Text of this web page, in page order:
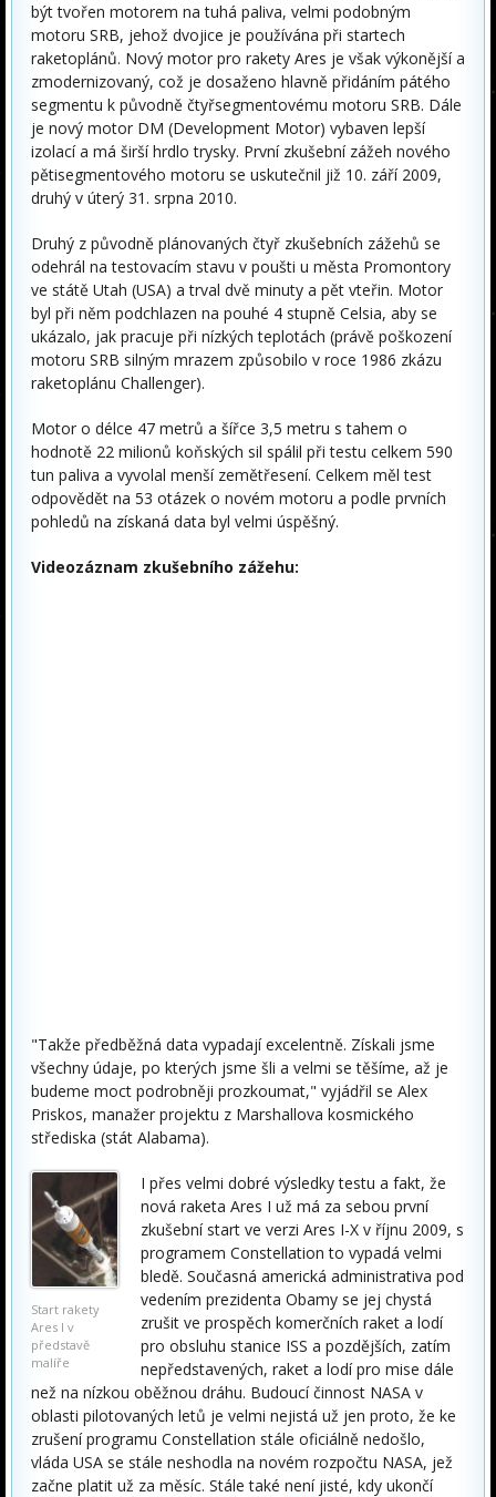
být tvořen motorem na tuhá paliva, velmi podobným
motoru SRB, jehož dvojice je používána při startech
raketoplánů. Nový motor pro rakety Ares je však výkonější a
zmodernizovaný, což je dosaženo hlavně přidáním pátého
segmentu k původně čtyřsegmentovému motoru SRB. Dále
je nový motor DM (Development Motor) vybaven lepší
izolací a má širší hrdlo trysky. První zkušební zážeh nového
pětisegmentového motoru se uskutečnil již 10. září 2009,
druhý v úterý 31. srpna 2010.
Druhý z původně plánovaných čtyř zkušebních zážehů se
odehrál na testovacím stavu v poušti u města Promontory
ve státě Utah (USA) a trval dvě minuty a pět vteřin. Motor
byl při něm podchlazen na pouhé 4 stupně Celsia, aby se
ukázalo, jak pracuje při nízkých teplotách (právě poškození
motoru SRB silným mrazem způsobilo v roce 1986 zkázu
raketoplánu Challenger).
Motor o délce 47 metrů a šířce 3,5 metru s tahem o
hodnotě 22 milionů koňských sil spálil při testu celkem 590
tun paliva a vyvolal menší zemětřesení. Celkem měl test
odpovědět na 53 otázek o novém motoru a podle prvních
pohledů na získaná data byl velmi úspěšný.
Videozáznam zkušebního zážehu:
"Takže předběžná data vypadají excelentně. Získali jsme
všechny údaje, po kterých jsme šli a velmi se těšíme, až je
budeme moct podrobněji prozkoumat," vyjádřil se Alex
Priskos, manažer projektu z Marshallova kosmického
střediska (stát Alabama).
Start rakety
Ares I v
představě
malíře
I přes velmi dobré výsledky testu a fakt, že
nová raketa Ares I už má za sebou první
zkušební start ve verzi Ares I-X v říjnu 2009, s
programem Constellation to vypadá velmi
bledě. Současná americká administrativa pod
vedením prezidenta Obamy se jej chystá
zrušit ve prospěch komerčních raket a lodí
pro obsluhu stanice ISS a pozdějších, zatím
nepředstavených, raket a lodí pro mise dále
než na nízkou oběžnou dráhu. Budoucí činnost NASA v
oblasti pilotovaných letů je velmi nejistá už jen proto, že ke
zrušení programu Constellation stále oficiálně nedošlo,
vláda USA se stále neshodla na novém rozpočtu NASA, jež
začne platit už za měsíc. Stále také není jisté, kdy ukončí